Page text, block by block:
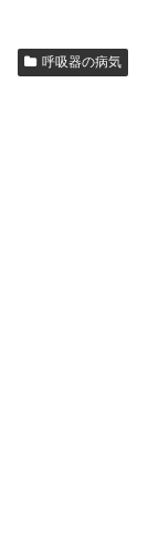
呼吸器の病気